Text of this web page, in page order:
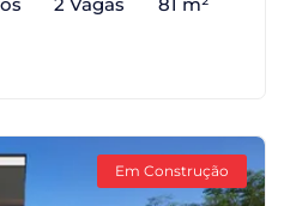
Em Construção